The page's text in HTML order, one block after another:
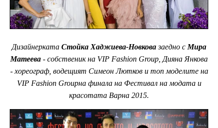
Дизайнерката Стойка Хаджиева-Новковазаедно с Мира
Матеева - собственик на VIP Fashion Group, Дияна Янкова
- хореограф, водещият Симеон Лютков и топ моделите на
VIP Fashion Groupна финала на Фестивал на модата и
красотата Варна 2015.